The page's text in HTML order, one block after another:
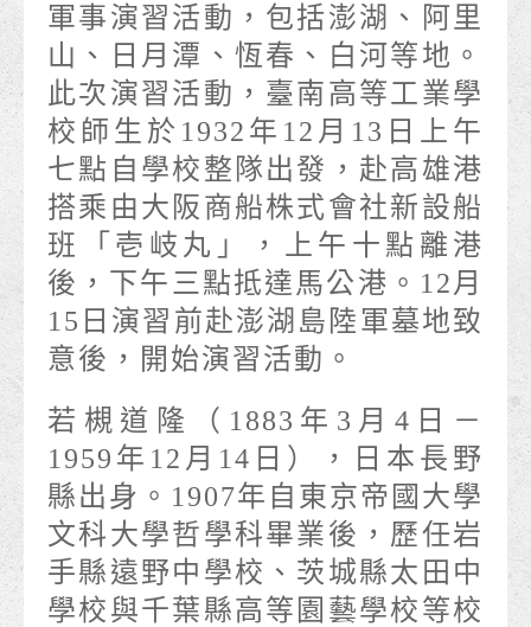
軍事演習活動，包括澎湖、阿里
山、日月潭、恆春、白河等地。
此次演習活動，臺南高等工業學
校師生於1932年12月13日上午
七點自學校整隊出發，赴高雄港
搭乘由大阪商船株式會社新設船
班「壱岐丸」，上午十點離港
後，下午三點抵達馬公港。12月
15日演習前赴澎湖島陸軍墓地致
意後，開始演習活動。
若槻道隆（1883年3月4日－
1959年12月14日），日本長野
縣出身。1907年自東京帝國大學
文科大學哲學科畢業後，歷任岩
手縣遠野中學校、茨城縣太田中
學校與千葉縣高等園藝學校等校